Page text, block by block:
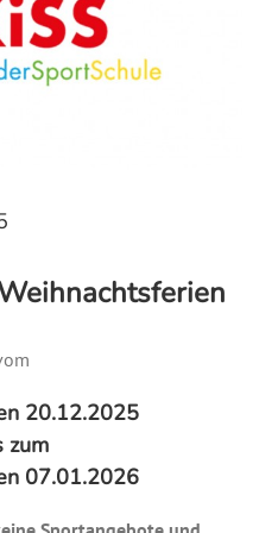
20.12.2025
zum
07.01.2026